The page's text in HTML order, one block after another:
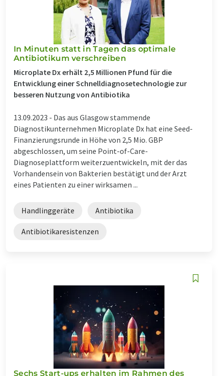
In Minuten statt in Tagen das optimale
Antibiotikum verschreiben
Microplate Dx erhält 2,5 Millionen Pfund für die
Entwicklung einer Schnelldiagnosetechnologie zur
besseren Nutzung von Antibiotika
13.09.2023 - Das aus Glasgow stammende
Diagnostikunternehmen Microplate Dx hat eine Seed-
Finanzierungsrunde in Höhe von 2,5 Mio. GBP
abgeschlossen, um seine Point-of-Care-
Diagnoseplattform weiterzuentwickeln, mit der das
Vorhandensein von Bakterien bestätigt und der Arzt
eines Patienten zu einer wirksamen ...
Handlinggeräte Antibiotika
Antibiotikaresistenzen
Sechs Start-ups erhalten im Rahmen des